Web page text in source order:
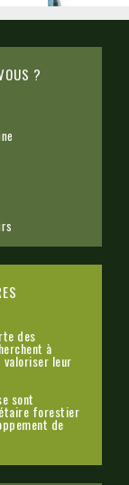
?
des
à
leur
sont
forestier
de